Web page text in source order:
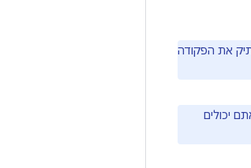
את הפקודה
יכולים